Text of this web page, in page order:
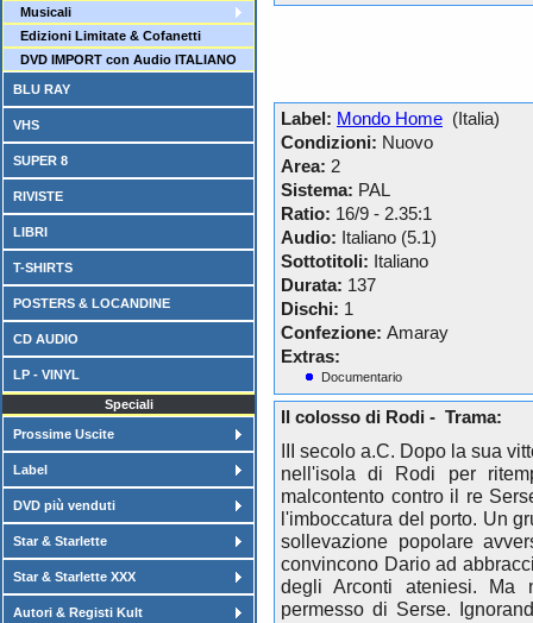
Musicali
Edizioni Limitate & Cofanetti
DVD IMPORT con Audio ITALIANO
BLU RAY
VHS
SUPER 8
RIVISTE
LIBRI
T-SHIRTS
POSTERS & LOCANDINE
CD AUDIO
LP - VINYL
Speciali
Prossime Uscite
Label
DVD più venduti
Star & Starlette
Star & Starlette XXX
Autori & Registi Kult
Label: Mondo Home (Italia)
Condizioni: Nuovo
Area: 2
Sistema: PAL
Ratio: 16/9 - 2.35:1
Audio: Italiano (5.1)
Sottotitoli: Italiano
Durata: 137
Dischi: 1
Confezione: Amaray
Extras:
Documentario
Il colosso di Rodi - Trama:
III secolo a.C. Dopo la sua
nell'isola di Rodi per
malcontento contro il re
l'imboccatura del porto. Un
sollevazione popolare
convincono Dario ad
degli Arconti ateniesi. Ma
permesso di Serse.